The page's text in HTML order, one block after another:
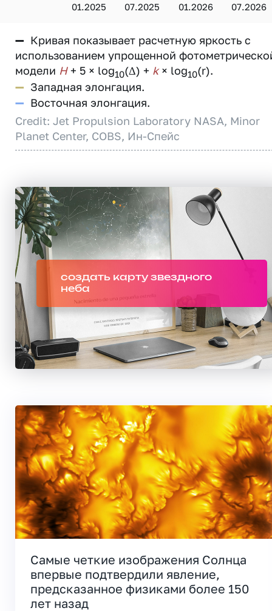
01.2025 07.2025 01.2026 07.2026
— Кривая показывает расчетную яркость с
использованием упрощенной
модели H+ 5 × log10(Δ) + k× log10(r).
— Западная элонгация.
— Восточная элонгация.
Credit: Jet Propulsion Laboratory NASA, Minor
Planet Center, COBS, Ин-Спейс
создать карту звездного
неба
Самые четкие изображения Солнца
впервые подтвердили явление,
предсказанное физиками более 150
лет назад